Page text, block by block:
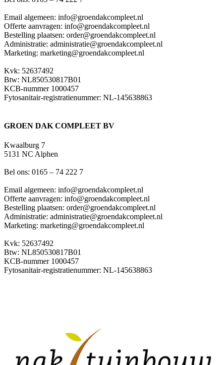
Email algemeen: info@groendakcompleet.nl
Offerte aanvragen: info@groendakcompleet.nl
Bestelling plaatsen: order@groendakcompleet.nl
Administratie: administratie@groendakcompleet.nl
Marketing: marketing@groendakcompleet.nl
Kvk: 52637492
Btw: NL850530817B01
KCB-nummer 1000457
Fytosanitair-registratienummer: NL-145638863
GROEN DAK COMPLEET BV
Kwaalburg 7
5131 NC Alphen
Bel ons: 0165 – 74 222 7
Email algemeen: info@groendakcompleet.nl
Offerte aanvragen: info@groendakcompleet.nl
Bestelling plaatsen: order@groendakcompleet.nl
Administratie: administratie@groendakcompleet.nl
Marketing: marketing@groendakcompleet.nl
Kvk: 52637492
Btw: NL850530817B01
KCB-nummer 1000457
Fytosanitair-registratienummer: NL-145638863